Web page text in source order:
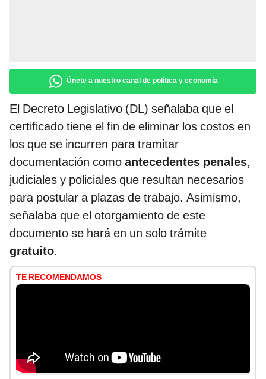
Únete a nuestro canal de política y economía
El Decreto Legislativo (DL) señalaba que el
certificado tiene el fin de eliminar los costos en
los que se incurren para tramitar
documentación como antecedentes penales,
judiciales y policiales que resultan necesarios
para postular a plazas de trabajo. Asimismo,
señalaba que el otorgamiento de este
documento se hará en un solo trámite
gratuito.
TE RECOMENDAMOS